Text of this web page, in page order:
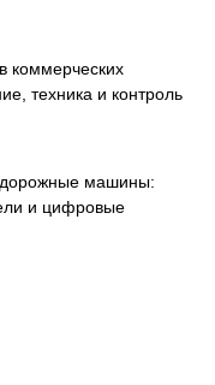
коммерческих
техника и контроль
машины:
и цифровые